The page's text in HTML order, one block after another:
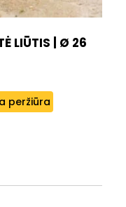
LIŪTIS | Ø 26
peržiūra